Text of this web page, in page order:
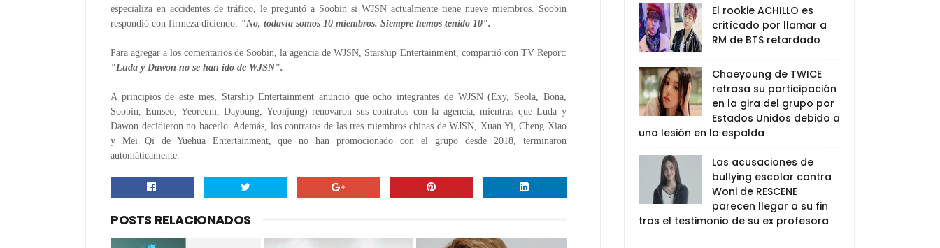
especializa en accidentes de tráfico, le preguntó a Soobin si WJSN actualmente tiene nueve miembros. Soobin
respondió con firmeza diciendo: "No, todavía somos 10 miembros. Siempre hemos tenido 10".
Para agregar a los comentarios de Soobin, la agencia de WJSN, Starship Entertainment, compartió con TV Report:
"Luda y Dawon no se han ido de WJSN".
A principios de este mes, Starship Entertainment anunció que ocho integrantes de WJSN (Exy, Seola, Bona,
Soobin, Eunseo, Yeoreum, Dayoung, Yeonjung) renovaron sus contratos con la agencia, mientras que Luda y
Dawon decidieron no hacerlo. Además, los contratos de las tres miembros chinas de WJSN, Xuan Yi, Cheng Xiao
y Mei Qi de Yuehua Entertainment, que no han promocionado con el grupo desde 2018, terminaron
automáticamente.
POSTS RELACIONADOS
El rookie ACHILLO es
critícado por llamar a
RM de BTS retardado
Chaeyoung de TWICE
retrasa su participación
en la gira del grupo por
Estados Unidos debido a
una lesión en la espalda
Las acusaciones de
bullying escolar contra
Woni de RESCENE
parecen llegar a su fin
tras el testimonio de su ex profesora